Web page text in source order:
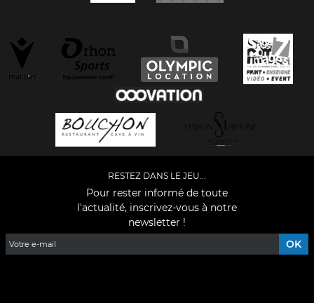
RESTEZ DANS LE JEU...
Pour rester informé de toute
l'actualité, inscrivez-vous à notre
newsletter !